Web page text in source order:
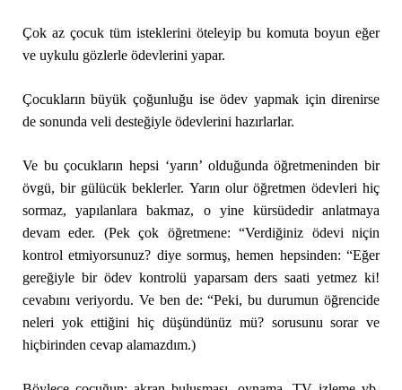
Çok az çocuk tüm isteklerini öteleyip bu komuta boyun eğer
ve uykulu gözlerle ödevlerini yapar.
Çocukların büyük çoğunluğu ise ödev yapmak için direnirse
de sonunda veli desteğiyle ödevlerini hazırlarlar.
Ve bu çocukların hepsi ‘yarın’ olduğunda öğretmeninden bir
övgü, bir gülücük beklerler. Yarın olur öğretmen ödevleri hiç
sormaz, yapılanlara bakmaz, o yine kürsüdedir anlatmaya
devam eder. (Pek çok öğretmene: “Verdiğiniz ödevi niçin
kontrol etmiyorsunuz? diye sormuş, hemen hepsinden: “Eğer
gereğiyle bir ödev kontrolü yaparsam ders saati yetmez ki!
cevabını veriyordu. Ve ben de: “Peki, bu durumun öğrencide
neleri yok ettiğini hiç düşündünüz mü? sorusunu sorar ve
hiçbirinden cevap alamazdım.)